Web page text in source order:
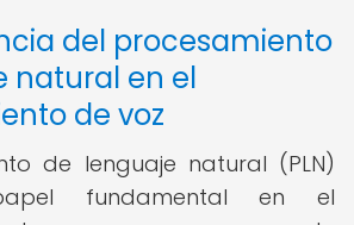
del procesamiento
natural en el
de voz
de lenguaje natural (PLN)
fundamental en el